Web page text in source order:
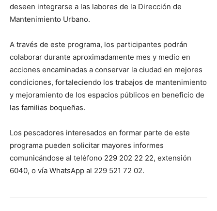
deseen integrarse a las labores de la Dirección de
Mantenimiento Urbano.
A través de este programa, los participantes podrán
colaborar durante aproximadamente mes y medio en
acciones encaminadas a conservar la ciudad en mejores
condiciones, fortaleciendo los trabajos de mantenimiento
y mejoramiento de los espacios públicos en beneficio de
las familias boqueñas.
Los pescadores interesados en formar parte de este
programa pueden solicitar mayores informes
comunicándose al teléfono 229 202 22 22, extensión
6040, o vía WhatsApp al 229 521 72 02.